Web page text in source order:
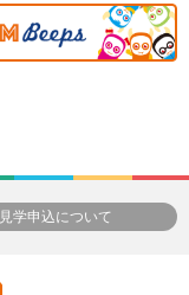
見学申込について